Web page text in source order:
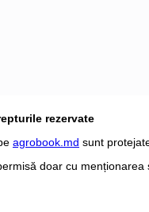
rezervate
agrobook.md sunt
doar cu